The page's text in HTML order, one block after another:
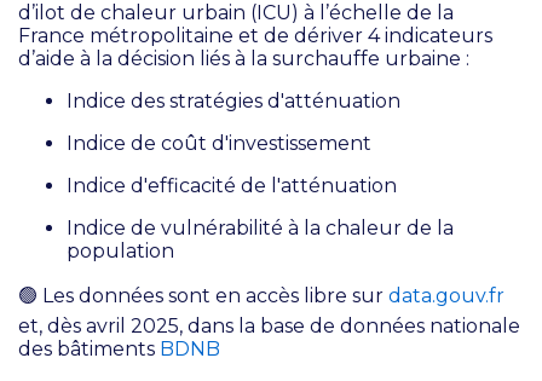
d’ilot de chaleur urbain (ICU) à l’échelle de la
France métropolitaine et de dériver 4 indicateurs
d’aide à la décision liés à la surchauffe urbaine :
Indice des stratégies d'atténuation
Indice de coût d'investissement
Indice d'efficacité de l'atténuation
Indice de vulnérabilité à la chaleur de la
population
🟢 Les données sont en accès libre sur data.gouv.fr
et, dès avril 2025, dans la base de données nationale
des bâtiments BDNB